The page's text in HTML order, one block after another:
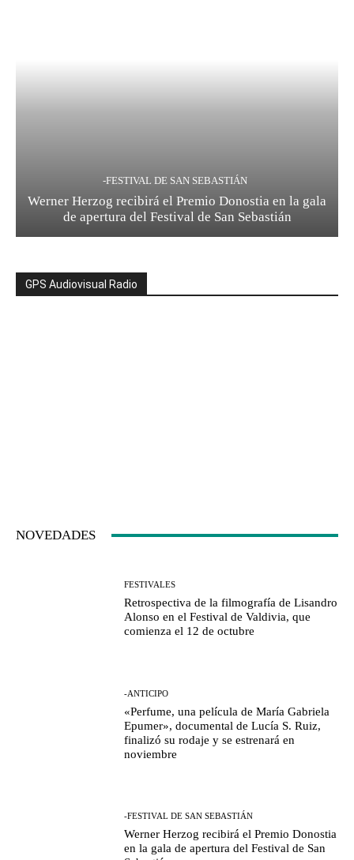
-FESTIVAL DE SAN SEBASTIÁN
Werner Herzog recibirá el Premio Donostia en la gala
de apertura del Festival de San Sebastián
GPS Audiovisual Radio
NOVEDADES
FESTIVALES
Retrospectiva de la filmografía de Lisandro
Alonso en el Festival de Valdivia, que
comienza el 12 de octubre
-ANTICIPO
«Perfume, una película de María Gabriela
Epumer», documental de Lucía S. Ruiz,
finalizó su rodaje y se estrenará en
noviembre
-FESTIVAL DE SAN SEBASTIÁN
Werner Herzog recibirá el Premio Donostia
en la gala de apertura del Festival de San